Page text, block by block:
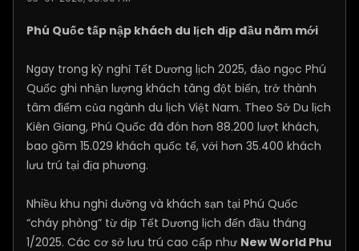
Phú Quốc tấp nập khách du lịch dịp đầu năm mới
Ngay trong kỳ nghỉ Tết Dương lịch 2025, đảo ngọc Phú
Quốc ghi nhận lượng khách tăng đột biến, trở thành
tâm điểm của ngành du lịch Việt Nam. Theo Sở Du lịch
Kiên Giang, Phú Quốc đã đón hơn 88.200 lượt khách,
bao gồm 15.029 khách quốc tế, với hơn 35.400 khách
lưu trú tại địa phương.
Nhiều khu nghỉ dưỡng và khách sạn tại Phú Quốc
“cháy phòng” từ dịp Tết Dương lịch đến đầu tháng
1/2025. Các cơ sở lưu trú cao cấp như New World Phu